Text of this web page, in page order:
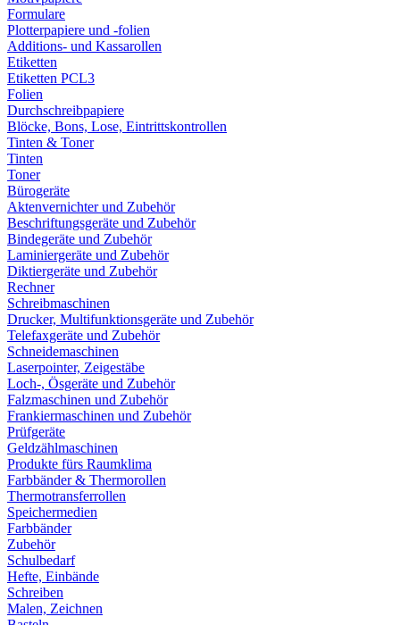
Formulare
Plotterpapiere und -folien
Additions- und Kassarollen
Etiketten
Etiketten PCL3
Folien
Durchschreibpapiere
Blöcke, Bons, Lose, Eintrittskontrollen
Tinten & Toner
Tinten
Toner
Bürogeräte
Aktenvernichter und Zubehör
Beschriftungsgeräte und Zubehör
Bindegeräte und Zubehör
Laminiergeräte und Zubehör
Diktiergeräte und Zubehör
Rechner
Schreibmaschinen
Drucker, Multifunktionsgeräte und Zubehör
Telefaxgeräte und Zubehör
Schneidemaschinen
Laserpointer, Zeigestäbe
Loch-, Ösgeräte und Zubehör
Falzmaschinen und Zubehör
Frankiermaschinen und Zubehör
Prüfgeräte
Geldzählmaschinen
Produkte fürs Raumklima
Farbbänder & Thermorollen
Thermotransferrollen
Speichermedien
Farbbänder
Zubehör
Schulbedarf
Hefte, Einbände
Schreiben
Malen, Zeichnen